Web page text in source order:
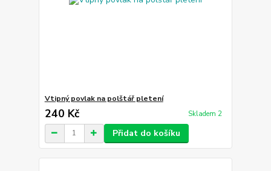
Vtipný povlak na polštář pletení
240 Kč Skladem 2
Přidat do košíku